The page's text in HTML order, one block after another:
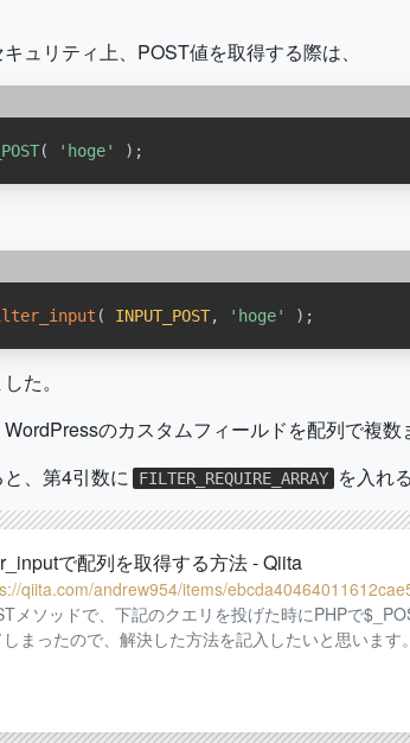
ュリティ上、POST値を取得する際は、
( 'hoge' ) ;
( INPUT_POST, 'hoge' ) ;
た。
のカスタムフィールドを配列で複
、第4引数に
FILTER_REQUIRE_ARRAY を入れ
で配列を取得する方法 - Qiita
qiita.com/andrew954/items/
メソッドで、下記のクエリを投げた時にPHPで
しまったので、解決した方法を記入したいと思います